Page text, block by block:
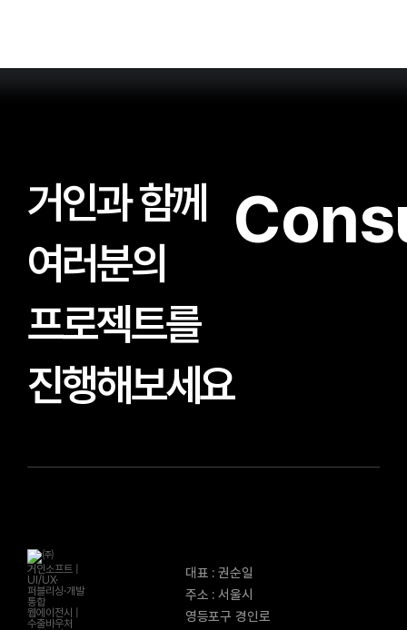
거인과 함께
여러분의
프로젝트를
진행해보세요
대표 : 권순일
주소 : 서울시
영등포구 경인로